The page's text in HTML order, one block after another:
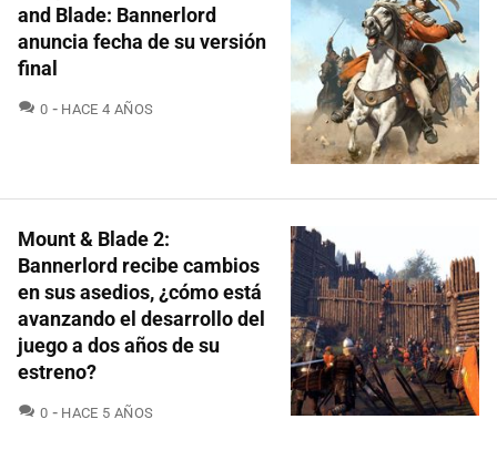
and Blade: Bannerlord
anuncia fecha de su versión
final
0 COMENTARIOS
HACE 4 AÑOS
Mount & Blade 2:
Bannerlord recibe cambios
en sus asedios, ¿cómo está
avanzando el desarrollo del
juego a dos años de su
estreno?
0 COMENTARIOS
HACE 5 AÑOS